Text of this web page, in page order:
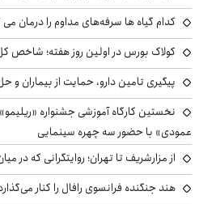
کدام گیاه ها سرفه‌های مداوم را درمان
کولاک بورس در اولین روز هفته؛ شاخص کل بیش از ۱۰۰هزار
پیگیری تامین دارو، حمایت از بیماران
نخستین کارگاه آموزشی جشنواره
عمودی» با حضور سه چهره سینمایی
از مزارشریف تا تهران؛ روایتگرانی که در
هند جنگنده فرانسوی رافال را کنار می‌گذارد و سراغ